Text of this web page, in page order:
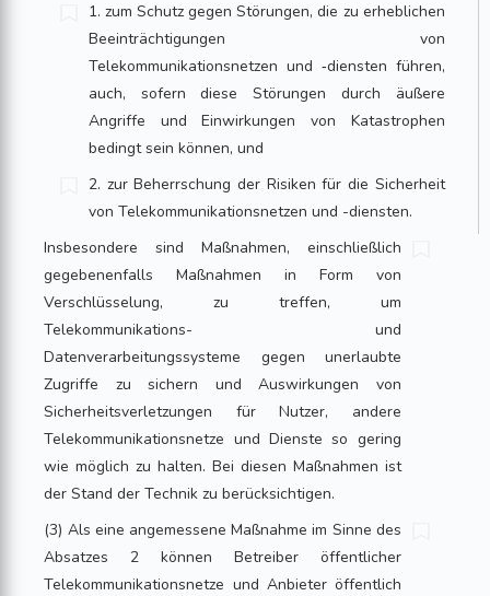
1. zum Schutz gegen Störungen, die zu erheblichen
Beeinträchtigungen von
Telekommunikationsnetzen und ‑diensten führen,
auch, sofern diese Störungen durch äußere
Angriffe und Einwirkungen von Katastrophen
bedingt sein können, und
2. zur Beherrschung der Risiken für die Sicherheit
von Telekommunikationsnetzen und -diensten.
Insbesondere sind Maßnahmen, einschließlich
gegebenenfalls Maßnahmen in Form von
Verschlüsselung, zu treffen, um
Telekommunikations- und
Datenverarbeitungssysteme gegen unerlaubte
Zugriffe zu sichern und Auswirkungen von
Sicherheitsverletzungen für Nutzer, andere
Telekommunikationsnetze und Dienste so gering
wie möglich zu halten. Bei diesen Maßnahmen ist
der Stand der Technik zu berücksichtigen.
(3) Als eine angemessene Maßnahme im Sinne des
Absatzes 2 können Betreiber öffentlicher
Telekommunikationsnetze und Anbieter öffentlich